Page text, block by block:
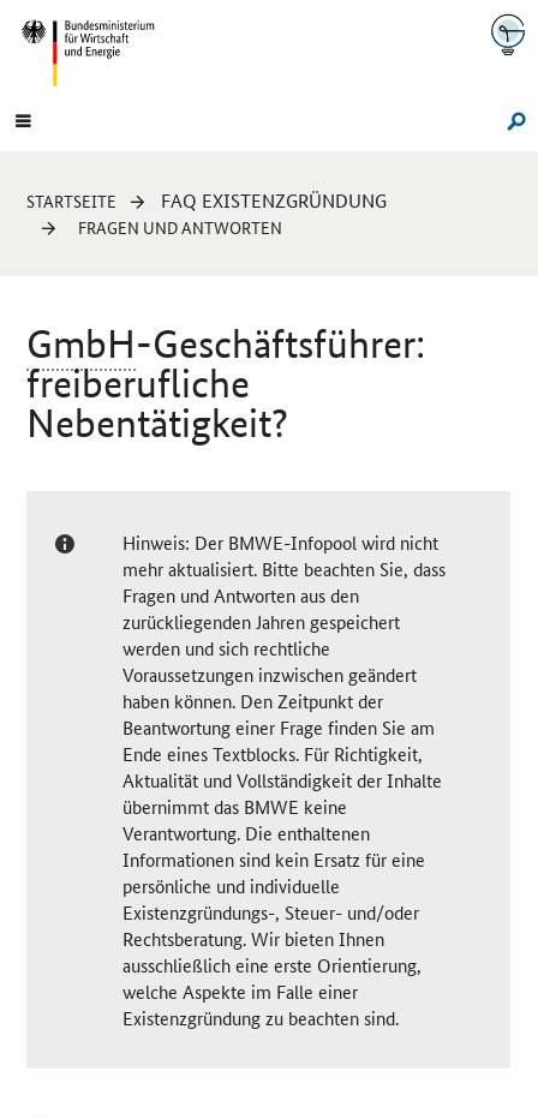
Navigation
Hauptmenü
Sie
sind
STARTSEITE FAQ EXISTENZGRÜNDUNG
FRAGEN UND ANTWORTEN
GmbH-Geschäftsführer:
freiberufliche
Nebentätigkeit?
Hinweis: Der BMWE-Infopool wird nicht
mehr aktualisiert. Bitte beachten Sie, dass
Fragen und Antworten aus den
zurückliegenden Jahren gespeichert
werden und sich rechtliche
Voraussetzungen inzwischen geändert
haben können. Den Zeitpunkt der
Beantwortung einer Frage finden Sie am
Ende eines Textblocks. Für Richtigkeit,
Aktualität und Vollständigkeit der Inhalte
übernimmt das BMWE keine
Verantwortung. Die enthaltenen
Informationen sind kein Ersatz für eine
persönliche und individuelle
Existenzgründungs-, Steuer- und/oder
Rechtsberatung. Wir bieten Ihnen
ausschließlich eine erste Orientierung,
welche Aspekte im Falle einer
Existenzgründung zu beachten sind.